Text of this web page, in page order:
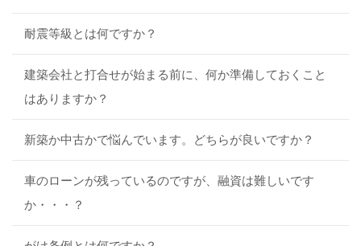
耐震等級とは何ですか？
建築会社と打合せが始まる前に、何か準備しておくこと
はありますか？
新築か中古かで悩んでいます。どちらが良いですか？
車のローンが残っているのですが、融資は難しいです
か・・・？